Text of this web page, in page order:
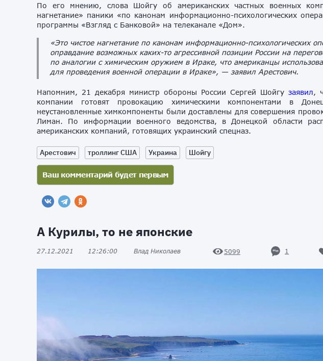
По его мнению, слова Шойгу об американских частных военных
нагнетание» паники «по канонам информационно-психологических
программы «Взгляд с Банковой» на телеканале «Дом».
«Это чистое нагнетание по канонам информационно-психологических
оправдание возможных каких-то агрессивной позиции России на
по аналогии с химическим оружием в Ираке, что американцы
для проведения военной операции в Ираке», — заявил Арестович.
Напомним, 21 декабря министр обороны России Сергей Шойгузаявил,
компании готовят провокацию химическими компонентами в
неустановленные химкомпоненты были доставлены для совершения
Лиман. По информации военного ведомства, в Донецкой области
американских компаний, готовящих украинский спецназ.
Арестович троллинг США Украина Шойгу
А Курилы, то не японские
27.12.2021 12:26:00 Влад Николаев 5099 1